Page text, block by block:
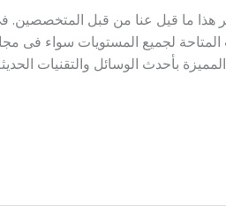
مصر هذا ما قيل عنا من قبل
لجميع المستويات سواء فى